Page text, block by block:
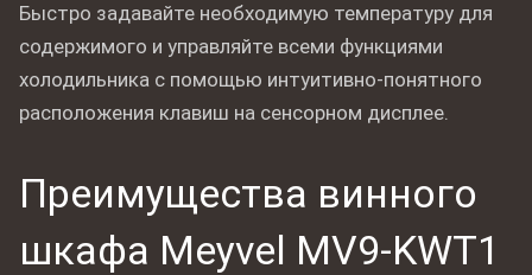
Быстро задавайте необходимую температуру для
содержимого и управляйте всеми функциями
холодильника с помощью интуитивно-понятного
расположения клавиш на сенсорном дисплее.
Преимущества винного
шкафа Meyvel MV9-KWT1